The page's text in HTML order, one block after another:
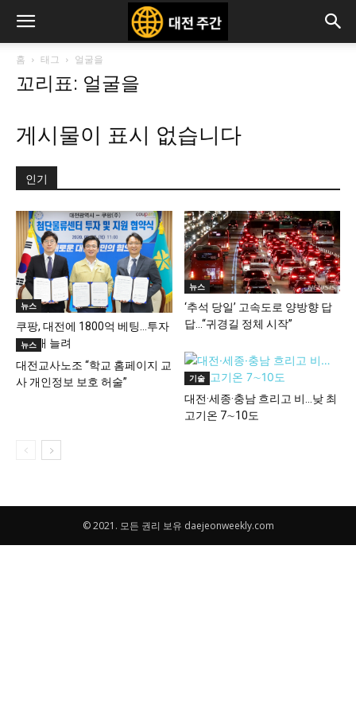
홈 태그 얼굴을
꼬리표: 얼굴을
게시물이 표시 없습니다
인기
뉴스
쿠팡, 대전에 1800억 베팅…투자
금 3배 늘려
뉴스
‘추석 당일’ 고속도로 양방향 답
답…“귀경길 정체 시작”
뉴스
대전교사노조 “학교 홈페이지 교
사 개인정보 보호 허술”
기술
대전·세종·충남 흐리고 비…낮 최
고기온 7∼10도
© 2021. 모든 권리 보유 daejeonweekly.com